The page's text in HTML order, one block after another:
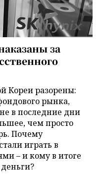
за
Кореи разорены:
рынка,
в последние дни
чем просто
Почему
играть в
– и кому в итоге